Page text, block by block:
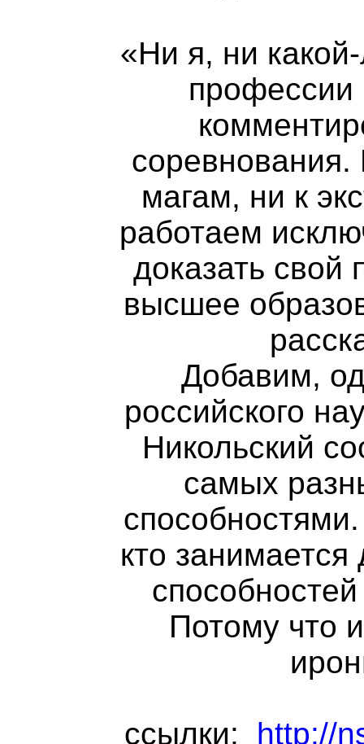
«Ни я, ни
профессии
соревнования.
магам, ни к
работаем
доказать свой
высшее
Добавим,
российского
Никольский
самых
кто
Потому что
ссылки: http://